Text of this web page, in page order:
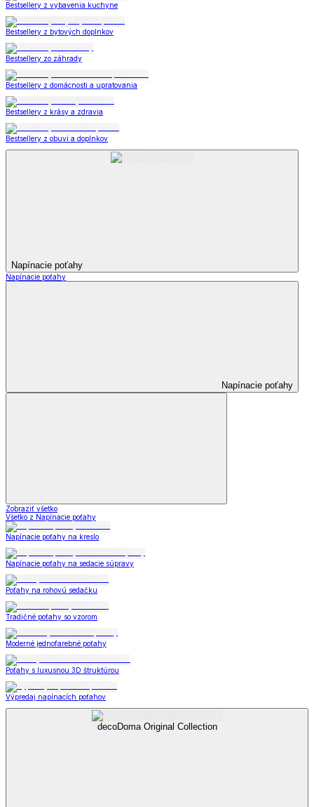
Bestsellery z vybavenia kuchyne
Bestsellery z bytových doplnkov
Bestsellery zo záhrady
Bestsellery z domácnosti a upratovania
Bestsellery z krásy a zdravia
Bestsellery z obuvi a doplnkov
Napínacie poťahy
Napínacie poťahy
Napínacie poťahy
Zobraziť všetko
Všetko z Napínacie poťahy
Napínacie poťahy na kreslo
Napínacie poťahy na sedacie súpravy
Poťahy na rohovú sedačku
Tradičné poťahy so vzorom
Moderné jednofarebné poťahy
Poťahy s luxusnou 3D štruktúrou
Výpredaj napínacích poťahov
decoDoma Original Collection